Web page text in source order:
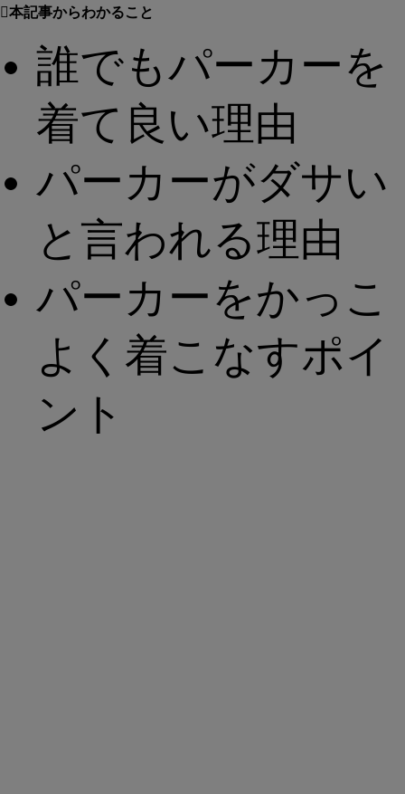
本記事からわかること
誰でもパーカーを
着て良い理由
パーカーがダサい
と言われる理由
パーカーをかっこ
よく着こなすポイ
ント